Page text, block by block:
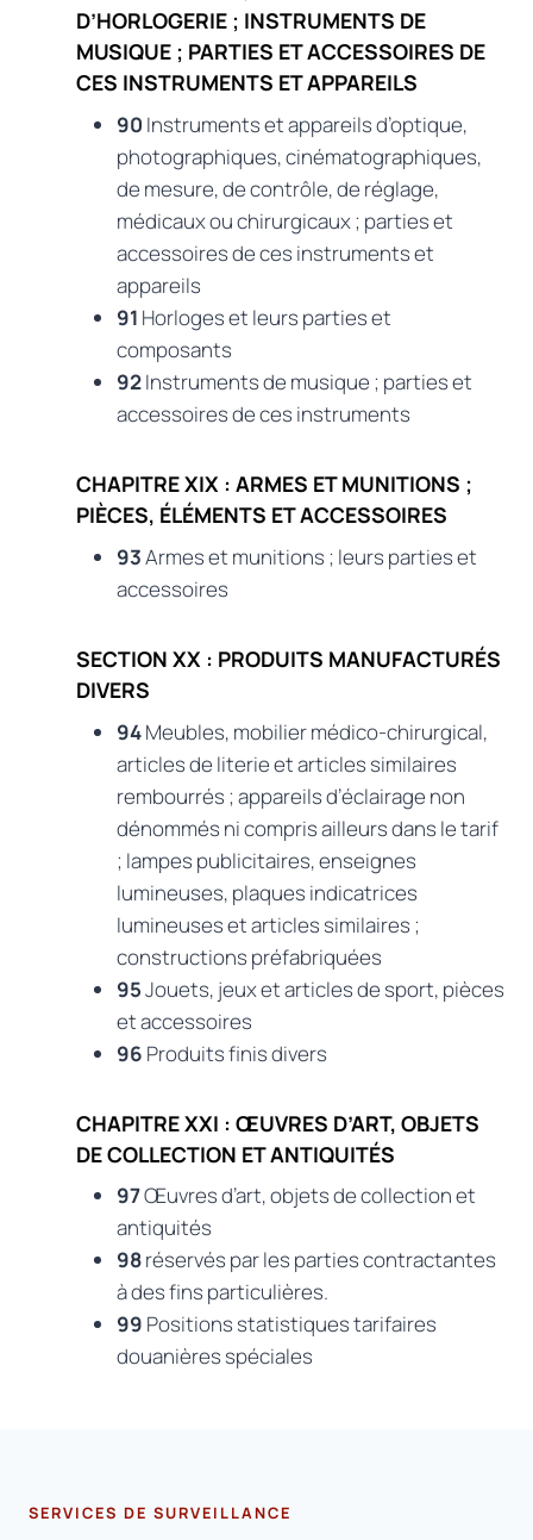
D’HORLOGERIE ; INSTRUMENTS DE
MUSIQUE ; PARTIES ET ACCESSOIRES DE
CES INSTRUMENTS ET APPAREILS
90 Instruments et appareils d’optique,
photographiques, cinématographiques,
de mesure, de contrôle, de réglage,
médicaux ou chirurgicaux ; parties et
accessoires de ces instruments et
appareils
91 Horloges et leurs parties et
composants
92Instruments de musique ; parties et
accessoires de ces instruments
CHAPITRE XIX : ARMES ET MUNITIONS ;
PIÈCES, ÉLÉMENTS ET ACCESSOIRES
93Armes et munitions ; leurs parties et
accessoires
SECTION XX : PRODUITS MANUFACTURÉS
DIVERS
94Meubles, mobilier médico-chirurgical,
articles de literie et articles similaires
rembourrés ; appareils d’éclairage non
dénommés ni compris ailleurs dans le tarif
; lampes publicitaires, enseignes
lumineuses, plaques indicatrices
lumineuses et articles similaires ;
constructions préfabriquées
95Jouets, jeux et articles de sport, pièces
et accessoires
96 Produits finis divers
CHAPITRE XXI : ŒUVRES D’ART, OBJETS
DE COLLECTION ET ANTIQUITÉS
97Œuvres d’art, objets de collection et
antiquités
98réservés par les parties contractantes
à des fins particulières.
99 Positions statistiques tarifaires
douanières spéciales
SERVICES DE SURVEILLANCE